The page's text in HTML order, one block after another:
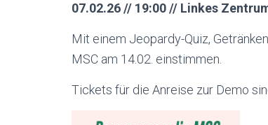
07.02.26 // 19:00 // Linkes
Mit einem Jeopardy-Quiz,
MSC am 14.02. einstimmen.
Tickets für die Anreise zur Demo